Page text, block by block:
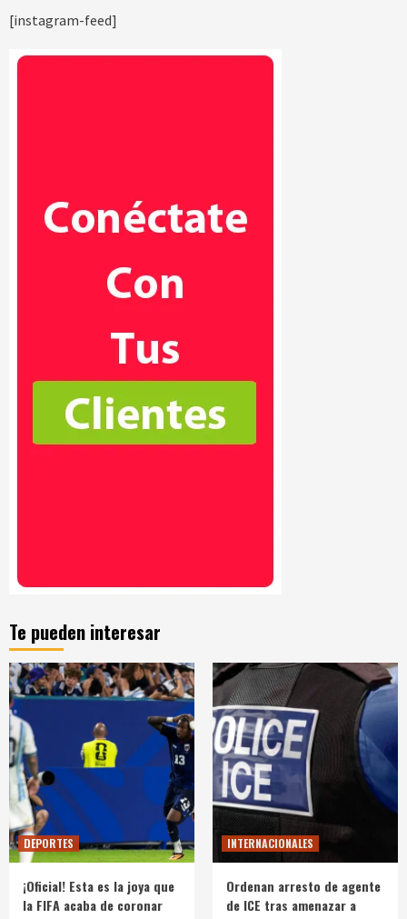
[instagram-feed]
Te pueden interesar
DEPORTES
¡Oficial! Esta es la joya que
la FIFA acaba de coronar
INTERNACIONALES
Ordenan arresto de agente
de ICE tras amenazar a